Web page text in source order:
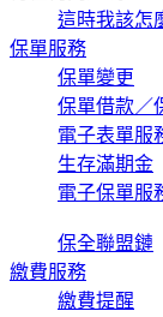
這時我該怎
保單服務
保單變更
保單借款／
電子表單服
生存滿期金
電子保單服
保全聯盟鏈
繳費服務
繳費提醒